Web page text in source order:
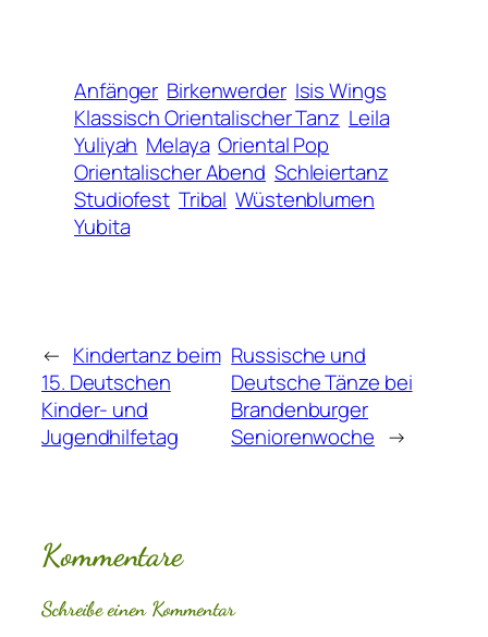
Anfänger Birkenwerder Isis Wings
Klassisch Orientalischer Tanz Leila
Yuliyah Melaya Oriental Pop
Orientalischer Abend Schleiertanz
Studiofest Tribal Wüstenblumen
Yubita
← Kindertanz beim
15. Deutschen
Kinder- und
Jugendhilfetag
Russische und
Deutsche Tänze bei
Brandenburger
Seniorenwoche →
Kommentare
Schreibe einen Kommentar